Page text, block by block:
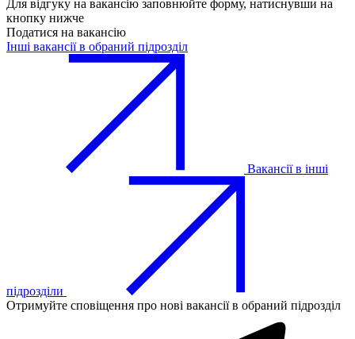
Для відгуку на вакансію заповнюйте форму, натиснувши на
кнопку нижче
Податися на вакансію
Інші вакансії в обраний підрозділ
Вакансії в інші
підрозділи
Отримуйте сповіщення про нові вакансії в обраний підрозділ